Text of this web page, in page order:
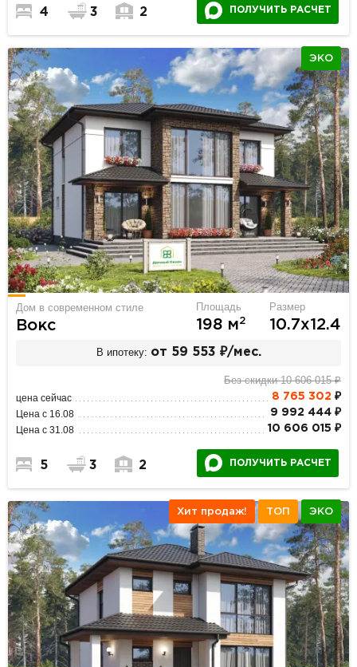
4 3 2 ПОЛУЧИТЬ РАСЧЕТ
ЭКО
Дом в современном стиле
Вокс
Площадь
198 м2
Размер
10.7х12.4
В ипотеку: от 59 553 ₽/мес.
Без скидки 10 606 015 ₽
цена сейчас 8 765 302 ₽
Цена с 16.08 9 992 444 ₽
Цена с 31.08 10 606 015 ₽
5 3 2 ПОЛУЧИТЬ РАСЧЕТ
Хит продаж! ТОП ЭКО